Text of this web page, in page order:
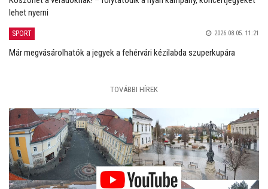
lehet nyerni
SPORT 2026.08.05. 11:21
Már megvásárolhatók a jegyek a fehérvári kézilabda szuperkupára
TOVÁBBI HÍREK